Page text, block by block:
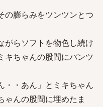
の膨らみをツンツンとつ
がらソフトを物色し続け
キちゃんの股間にパンツ
・・あん」とミキちゃん
ゃんの股間に埋めたま